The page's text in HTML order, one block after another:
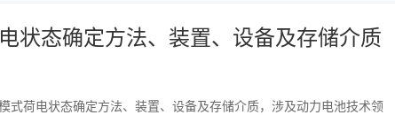
状态确定方法、装置、设备及存储介质
式荷电状态确定方法、装置、设备及存储介质，涉及动力电池技术领